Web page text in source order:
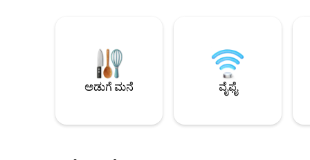
ಅಡುಗೆ ಮನೆ ವೈಫೈ